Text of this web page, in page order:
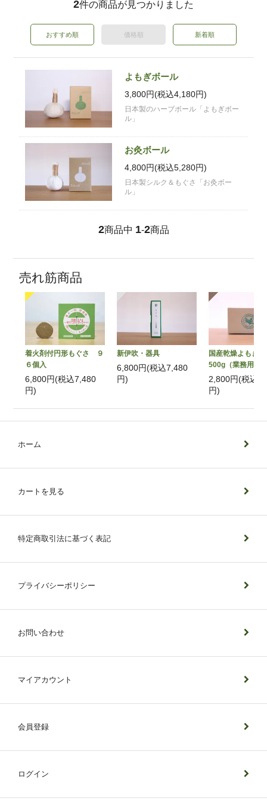
2件の商品が見つかりました
おすすめ順 価格順 新着順
よもぎボール
3,800円(税込4,180円)
日本製のハーブボール「よもぎボー
ル」
お灸ボール
4,800円(税込5,280円)
日本製シルク＆もぐさ「お灸ボー
ル」
2商品中 1-2商品
売れ筋商品
着火剤付円形もぐさ ９
６個入
6,800円(税込7,480
円)
新伊吹・器具
6,800円(税込7,480
円)
国産乾燥よもぎ
500g（業務用）
2,800円(税込
円)
ホーム
カートを見る
特定商取引法に基づく表記
プライバシーポリシー
お問い合わせ
マイアカウント
会員登録
ログイン